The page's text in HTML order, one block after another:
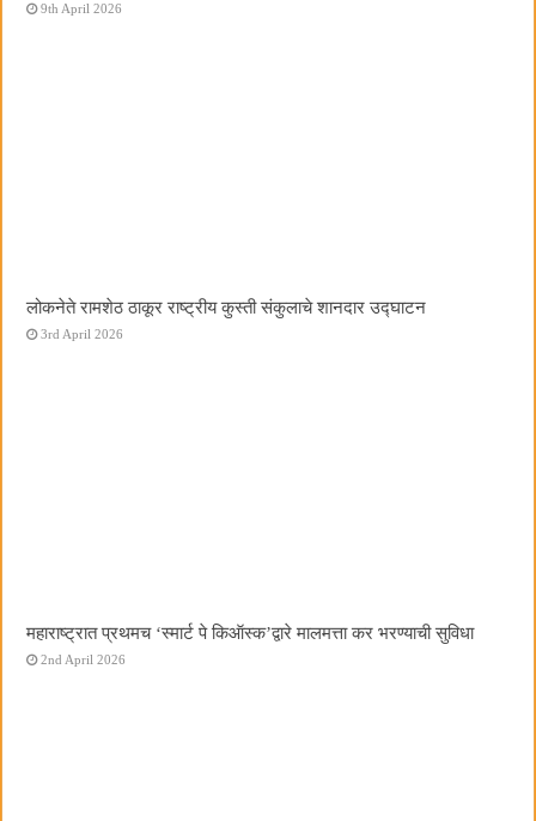
9th April 2026
लोकनेते रामशेठ ठाकूर राष्ट्रीय कुस्ती संकुलाचे शानदार उद्घाटन
3rd April 2026
महाराष्ट्रात प्रथमच ‌‘स्मार्ट पे किऑस्क‌’द्वारे मालमत्ता कर भरण्याची सुविधा
2nd April 2026